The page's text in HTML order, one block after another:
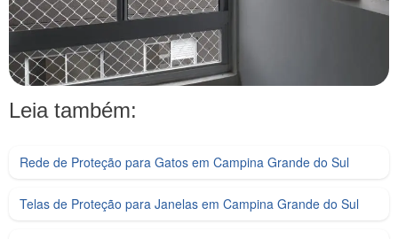
Leia também:
Rede de Proteção para Gatos em Campina Grande do Sul
Telas de Proteção para Janelas em Campina Grande do Sul